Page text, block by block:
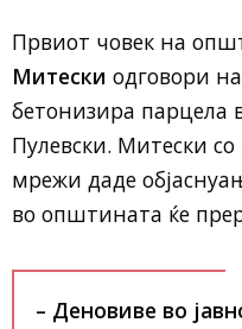
Првиот човек на
Митески одговори
бетонизира парцела
Пулевски. Митески
мрежи даде
во општината ќе
– Деновиве во